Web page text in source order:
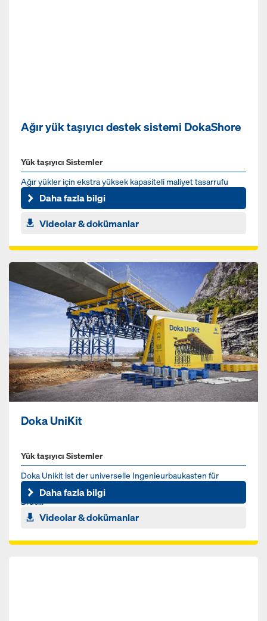
Ağır yük taşıyıcı destek sistemi DokaShore
Yük taşıyıcı Sistemler
Ağır yükler için ekstra yüksek kapasiteli maliyet tasarrufu
sağlayan takviye sistemi
Daha fazla bilgi
Videolar & dokümanlar
Doka UniKit
Yük taşıyıcı Sistemler
Doka Unikit ist der universelle Ingenieurbaukasten für
schwere Lasten im Infrastruktur- und Highrisebereich. Ob für
Brüc...
Daha fazla bilgi
Videolar & dokümanlar